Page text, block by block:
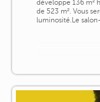
développe 136 m²
de 523 m². Vous
luminosité.Le